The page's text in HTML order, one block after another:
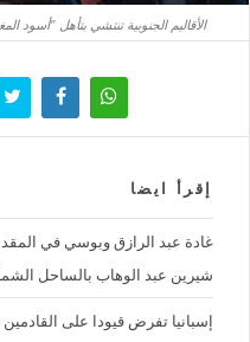
الأقاليم الجنوبية تنتشي بتأهل "أسود
إقرأ ايضا
غادة عبد الرازق وبوسي في
شيرين عبد الوهاب بالساحل
إسبانيا تفرض قيودا على